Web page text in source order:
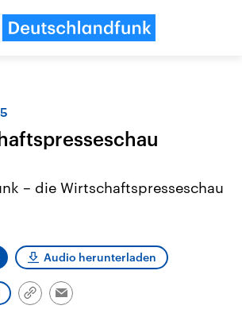
– die Wirtschaftspresseschau
Audio herunterladen
Link
Email